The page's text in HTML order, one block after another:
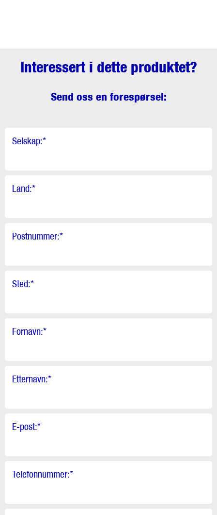
Interessert i dette produktet?
Send oss en forespørsel:
Selskap:*
Land:*
Postnummer:*
Sted:*
Fornavn:*
Etternavn:*
E-post:*
Telefonnummer:*